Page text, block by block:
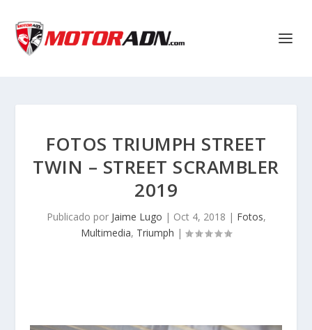
FOTOS TRIUMPH STREET
TWIN – STREET SCRAMBLER
2019
Publicado por Jaime Lugo | Oct 4, 2018 | Fotos,
Multimedia, Triumph |